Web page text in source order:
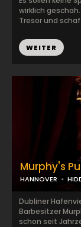
wirklich
Tresor und
WEITER
Murphy's
HANNOVER
Dubliner
Barbesitzer
schon seit